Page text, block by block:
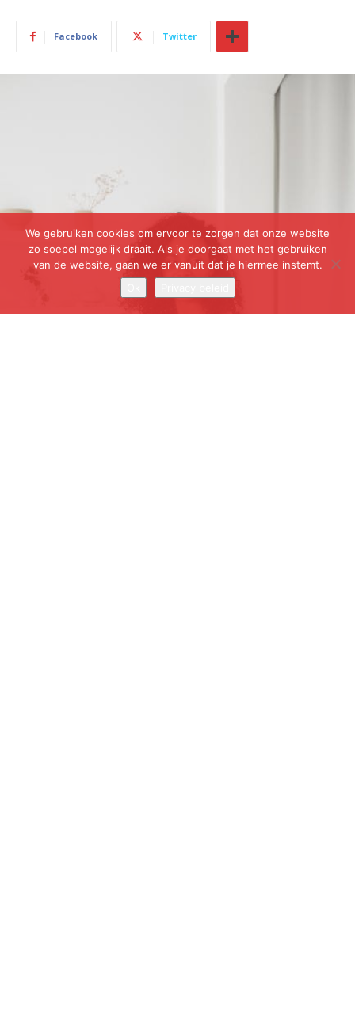
We gebruiken cookies om ervoor te zorgen dat onze website
zo soepel mogelijk draait. Als je doorgaat met het gebruiken
van de website, gaan we er vanuit dat je hiermee instemt.